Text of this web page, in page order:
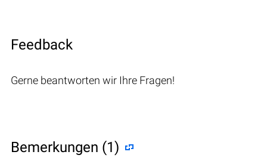
Feedback
Gerne beantworten wir Ihre Fragen!
Bemerkungen (1)